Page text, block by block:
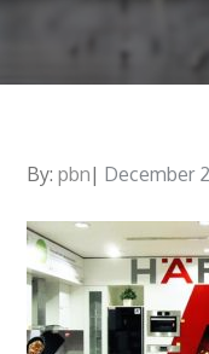
By:pbn
Posted
December